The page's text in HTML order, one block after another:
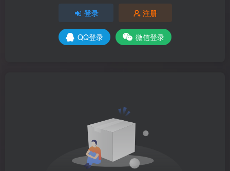
登录 注册
QQ登录 微信登录